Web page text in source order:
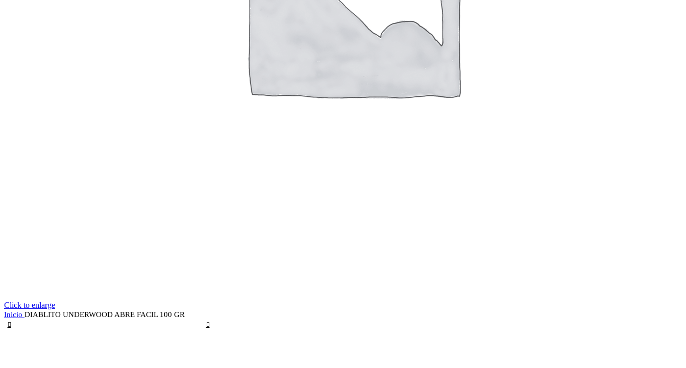
Click to enlarge
Inicio DIABLITO UNDERWOOD ABRE FACIL 100 GR